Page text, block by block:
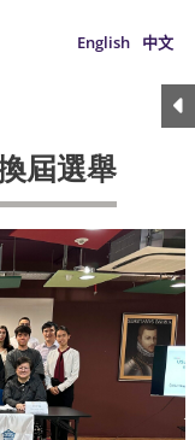
English 中文
屆選舉